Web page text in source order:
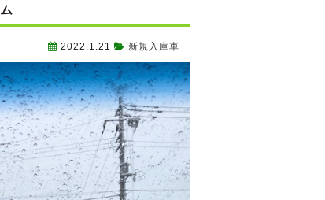
2022.1.21 新規入庫車